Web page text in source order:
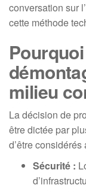
conversation sur
cette méthode
milieu
La décision de
être dictée par
d’être
Sécurité :